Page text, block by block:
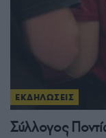
ΕΚΔΗΛΩΣΕΙΣ
Σύλλογος